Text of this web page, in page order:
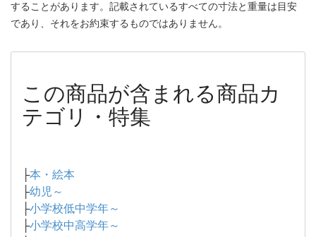
することがあります。記載されているすべての寸法と重量は目安
であり、それをお約束するものではありません。
この商品が含まれる商品カ
テゴリ・特集
├本・絵本
├幼児～
├小学校低中学年～
├小学校中高学年～